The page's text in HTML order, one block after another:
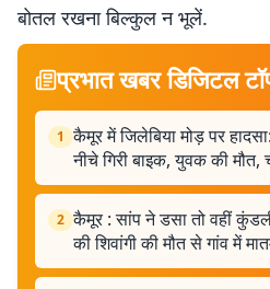
बोतल रखना बिल्कुल न भूलें.
प्रभात खबर डिजिटल
1 कैमूर में जिलेबिया मोड़ पर
नीचे गिरी बाइक, युवक की मौत,
2 कैमूर : सांप ने डसा तो वहीं
की शिवांगी की मौत से गांव में